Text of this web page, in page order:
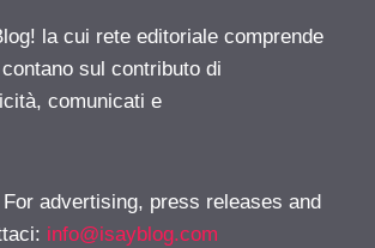
la cui rete editoriale comprende
sul contributo di
comunicati e
advertising, press releases and
: info@isayblog.com